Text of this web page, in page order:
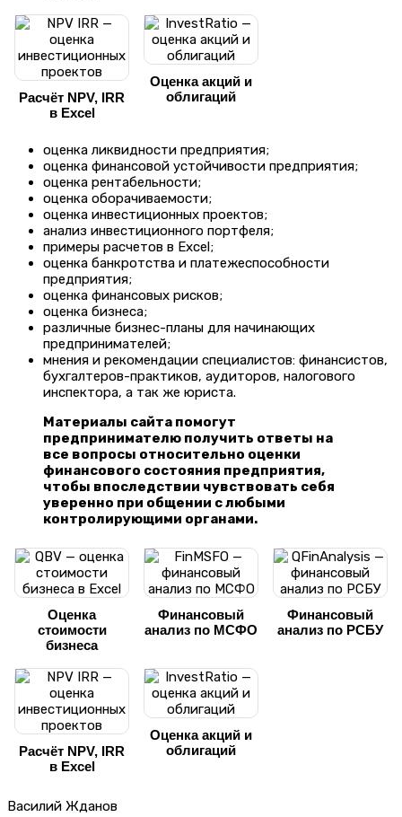
Расчёт NPV, IRR
в Excel
Оценка акций и
облигаций
оценка ликвидности предприятия;
оценка финансовой устойчивости предприятия;
оценка рентабельности;
оценка оборачиваемости;
оценка инвестиционных проектов;
анализ инвестиционного портфеля;
примеры расчетов в Excel;
оценка банкротства и платежеспособности
предприятия;
оценка финансовых рисков;
оценка бизнеса;
различные бизнес-планы для начинающих
предпринимателей;
мнения и рекомендации специалистов: финансистов,
бухгалтеров-практиков, аудиторов, налогового
инспектора, а так же юриста.
Материалы сайта помогут
предпринимателю получить ответы на
все вопросы относительно оценки
финансового состояния предприятия,
чтобы впоследствии чувствовать себя
уверенно при общении с любыми
контролирующими органами.
Оценка
стоимости
бизнеса
Финансовый
анализ по МСФО
Финансовый
анализ по РСБУ
Расчёт NPV, IRR
в Excel
Оценка акций и
облигаций
Василий Жданов